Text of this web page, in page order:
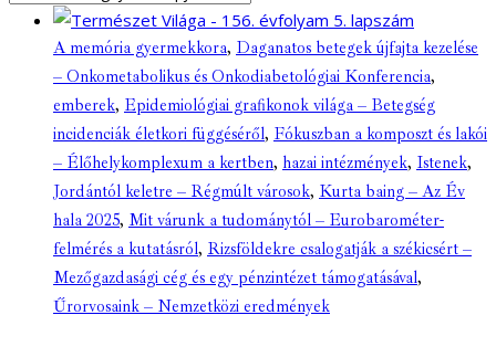
A memória gyermekkora, Daganatos betegek újfajta kezelése
– Onkometabolikus és Onkodiabetológiai Konferencia,
emberek, Epidemiológiai grafikonok világa – Betegség
incidenciák életkori függéséről, Fókuszban a komposzt és lakói
– Élőhelykomplexum a kertben, hazai intézmények, Istenek,
Jordántól keletre – Régmúlt városok, Kurta baing – Az Év
hala 2025, Mit várunk a tudománytól – Eurobarométer-
felmérés a kutatásról, Rizsföldekre csalogatják a székicsért –
Mezőgazdasági cég és egy pénzintézet támogatásával,
Űrorvosaink – Nemzetközi eredmények